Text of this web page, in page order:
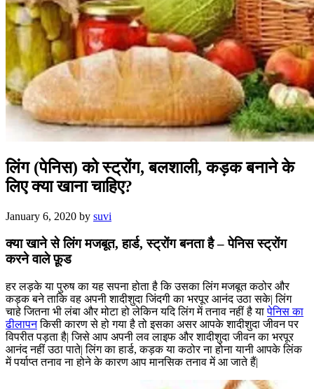
लिंग (पेनिस) को स्ट्रोंग, बलशाली, कड़क बनाने के
लिए क्या खाना चाहिए?
January 6, 2020 by suvi
क्या खाने से लिंग मजबूत, हार्ड, स्ट्रोंग बनता है – पेनिस स्ट्रोंग
करने वाले फ़ूड
हर लड़के या पुरुष का यह सपना होता है कि उसका लिंग मजबूत कठोर और
कड़क बने ताकि वह अपनी शादीशुदा जिंदगी का भरपूर आनंद उठा सके| लिंग
चाहे जितना भी लंबा और मोटा हो लेकिन यदि लिंग में तनाव नहीं है यापेनिस का
ढीलापनकिसी कारण से हो गया है तो इसका असर आपके शादीशुदा जीवन पर
विपरीत पड़ता है| जिसे आप अपनी लव लाइफ और शादीशुदा जीवन का भरपूर
आनंद नहीं उठा पाते| लिंग का हार्ड, कड़क या कठोर ना होना यानी आपके लिंक
में पर्याप्त तनाव ना होने के कारण आप मानसिक तनाव में आ जाते हैं|